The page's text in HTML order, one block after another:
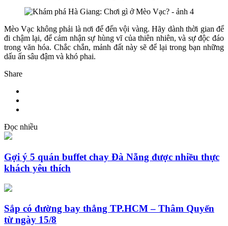
Mèo Vạc không phải là nơi để đến vội vàng. Hãy dành thời gian để
đi chậm lại, để cảm nhận sự hùng vĩ của thiên nhiên, và sự độc đáo
trong văn hóa. Chắc chắn, mảnh đất này sẽ để lại trong bạn những
dấu ấn sâu đậm và khó phai.
Share
Đọc nhiều
Gợi ý 5 quán buffet chay Đà Nẵng được nhiều thực
khách yêu thích
Sắp có đường bay thẳng TP.HCM – Thâm Quyến
từ ngày 15/8